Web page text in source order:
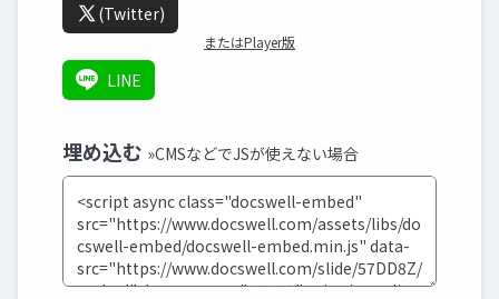
(Twitter)
またはPlayer版
LINE
埋め込む »CMSなどでJSが使えない場合